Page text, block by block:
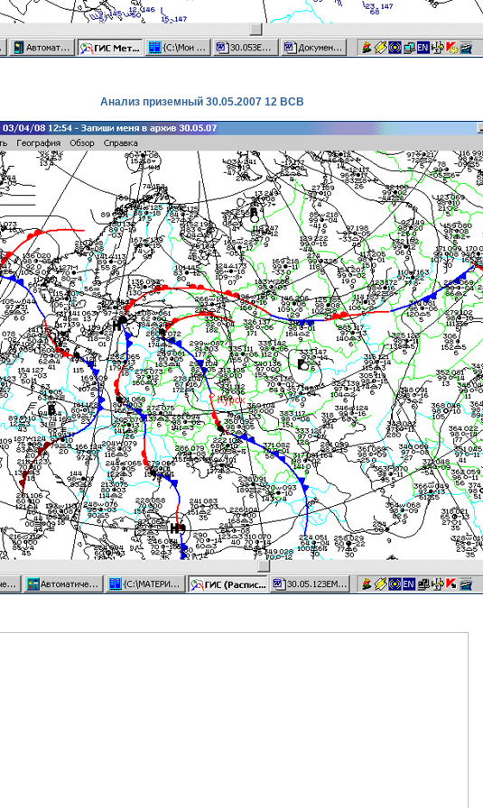
Анализ приземный 30.05.2007 12 ВСВ